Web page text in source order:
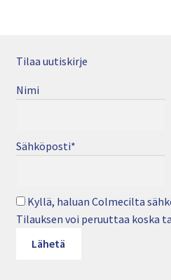
Tilaa uutiskirje
Nimi
Sähköposti*
Kyllä, haluan Colmecilta
Tilauksen voi peruuttaa koska